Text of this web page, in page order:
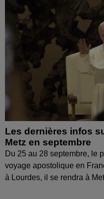
Les dernières infos
Metz en septembre
Du 25 au 28 septembre, le
voyage apostolique en
à Lourdes, il se rendra à